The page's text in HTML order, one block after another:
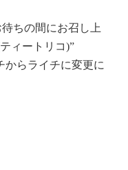
ちの間にお召し上
ィートリコ)”
からライチに変更に